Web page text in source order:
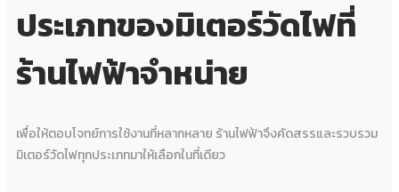
ประเภทของมิเตอร์วัดไฟที่
ร้านไฟฟ้าจำหน่าย
เพื่อให้ตอบโจทย์การใช้งานที่หลากหลาย ร้านไฟฟ้าจึงคัดสรรและรวบรวม
มิเตอร์วัดไฟทุกประเภทมาให้เลือกในที่เดียว